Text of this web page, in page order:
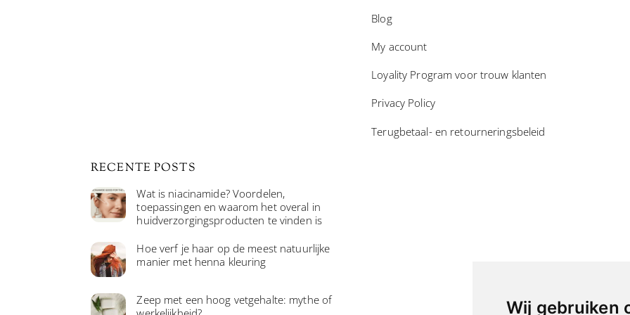
Wij gebruiken
Blog
My account
Loyality Program voor trouw klanten
Privacy Policy
Terugbetaal- en retourneringsbeleid
RECENTE POSTS
Wat is niacinamide? Voordelen,
toepassingen en waarom het overal in
huidverzorgingsproducten te vinden is
Hoe verf je haar op de meest natuurlijke
manier met henna kleuring
Zeep met een hoog vetgehalte: mythe of